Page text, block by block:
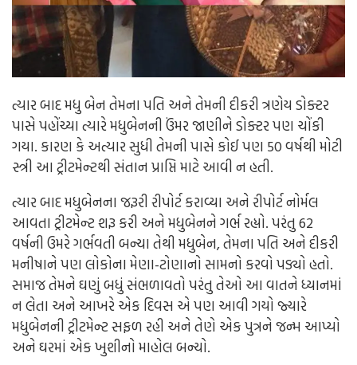
ત્યાર બાદ મધુ બેન તેમના પતિ અને તેમની દીકરી ત્રણેય ડોક્ટર
પાસે પહોંચ્યા ત્યારે મધુબેનની ઉંમર જાણીને ડોક્ટર પણ ચોંકી
ગયા. કારણ કે અત્યાર સુધી તેમની પાસે કોઈ પણ 50 વર્ષથી મોટી
સ્ત્રી આ ટ્રીટમેન્ટથી સંતાન પ્રાપ્તિ માટે આવી ન હતી.
ત્યાર બાદ મધુબેનના જરૂરી રીપોર્ટ કરાવ્યા અને રીપોર્ટ નોર્મલ
આવતા ટ્રીટમેન્ટ શરૂ કરી અને મધુબેનને ગર્ભ રહ્યો. પરંતુ 62
વર્ષની ઉમરે ગર્ભવતી બન્યા તેથી મધુબેન, તેમના પતિ અને દીકરી
મનીષાને પણ લોકોના મેણા-ટોણાનો સામનો કરવો પડ્યો હતો.
સમાજ તેમને ઘણું બધું સંભળાવતો પરંતુ તેઓ આ વાતને ધ્યાનમાં
ન લેતા અને આખરે એક દિવસ એ પણ આવી ગયો જ્યારે
મધુબેનની ટ્રીટમેન્ટ સફળ રહી અને તેણે એક પુત્રને જન્મ આપ્યો
અને ઘરમાં એક ખુશીનો માહોલ બન્યો.